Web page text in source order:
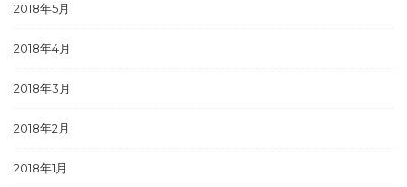
2018年5月
2018年4月
2018年3月
2018年2月
2018年1月